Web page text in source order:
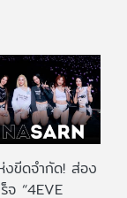
งขีดจำกัด! ส่อง
จ “4EVE